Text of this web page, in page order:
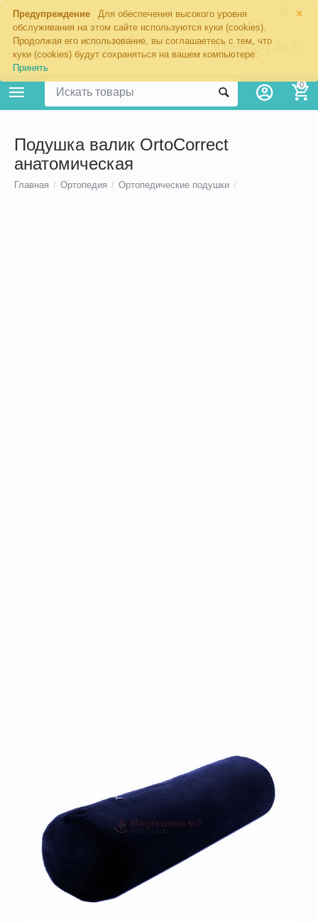
×
Предупреждение
Для обеспечения высокого уровня
обслуживания на этом сайте используются куки (cookies).
Продолжая его использование, вы соглашаетесь с тем, что
куки (cookies) будут сохраняться на вашем компьютере:
Принять
8 (800) 201-70-57
0
Подушка валик OrtoCorrect
анатомическая
Главная / Ортопедия / Ортопедические подушки /